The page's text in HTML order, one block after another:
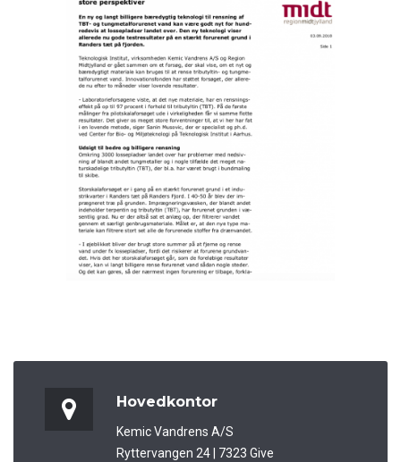
Hovedkontor
Kemic Vandrens A/S
Ryttervangen 24 | 7323 Give